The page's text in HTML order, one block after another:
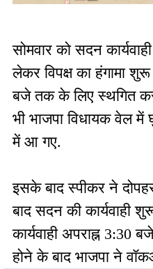
सोमवार को सदन
लेकर विपक्ष का हंगामा
बजे तक के लिए स्थगित कर
भी भाजपा विधायक वेल
में आ गए.
इसके बाद स्पीकर ने
बाद सदन की कार्यवाही
कार्यवाही अपराह्न
होने के बाद भाजपा ने